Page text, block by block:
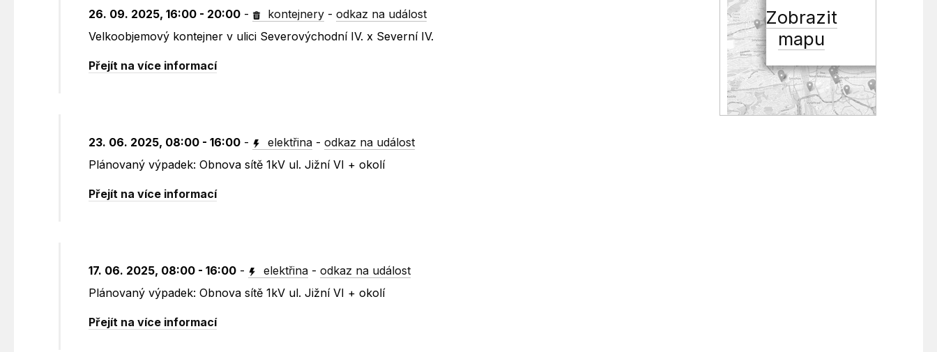
26. 09. 2025, 16:00 - 20:00 - kontejnery -odkaz na událost
Velkoobjemový kontejner v ulici Severovýchodní IV. x Severní IV.
Přejít na více informací
23. 06. 2025, 08:00 - 16:00 - elektřina -odkaz na událost
Plánovaný výpadek: Obnova sítě 1kV ul. Jižní VI + okolí
Přejít na více informací
17. 06. 2025, 08:00 - 16:00 - elektřina -odkaz na událost
Plánovaný výpadek: Obnova sítě 1kV ul. Jižní VI + okolí
Přejít na více informací
Zobrazit
mapu